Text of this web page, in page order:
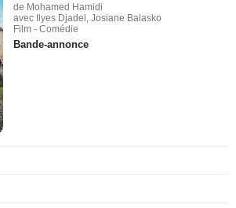
de Mohamed Hamidi
avec Ilyes Djadel, Josiane Balasko
Film - Comédie
Bande-annonce